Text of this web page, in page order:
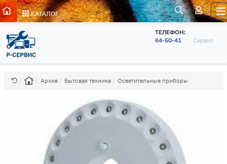
КАТАЛОГ
ТЕЛЕФОН:
64-50-41
Сервис
Архив Бытовая техника Осветительные приборы